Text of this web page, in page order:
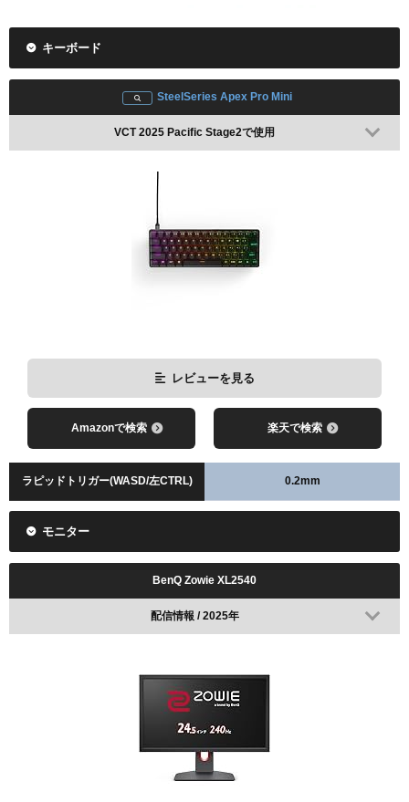
キーボード
SteelSeries Apex Pro Mini
VCT 2025 Pacific Stage2で使用
レビューを見る
Amazonで検索 楽天で検索
ラピッドトリガー(WASD/左CTRL) 0.2mm
モニター
BenQ Zowie XL2540
配信情報 / 2025年